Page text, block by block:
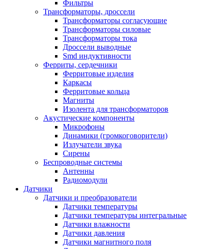
Фильтры
Трансформаторы, дроссели
Трансформаторы согласующие
Трансформаторы силовые
Трансформаторы тока
Дроссели выводные
Smd индуктивности
Ферриты, сердечники
Ферритовые изделия
Каркасы
Ферритовые кольца
Магниты
Изолента для трансформаторов
Акустические компоненты
Микрофоны
Динамики (громкоговорители)
Излучатели звука
Сирены
Беспроводные системы
Антенны
Радиомодули
Датчики
Датчики и преобразователи
Датчики температуры
Датчики температуры интегральные
Датчики влажности
Датчики давления
Датчики магнитного поля